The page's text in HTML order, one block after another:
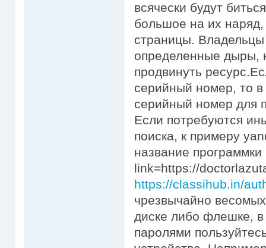
всячески будут
большое на их наряд,
страницы. Владельцы
определенные дыры,
продвинуть
серийный номер, то
серийный номер для
Если потребуются
поиска, к примеру
название
link=https://
https://classihub.in/
чрезвычайно
диске либо флешке,
паролями